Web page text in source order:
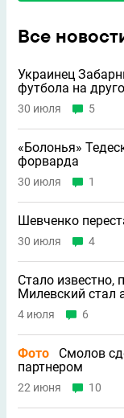
Все
Украинец
футбола на
30 июля 5
«Болонья»
форварда
30 июля 1
Шевченко
30 июля 4
Стало известно,
Милевский стал
4 июля 6
Фото
Смолов
партнером
22 июня 10